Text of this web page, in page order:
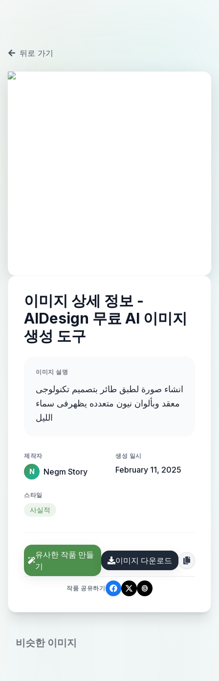
뒤로 가기
이미지 상세 정보 -
AIDesign 무료 AI 이미지
생성 도구
이미지 설명
انشاء صورة لطبق طائر بتصميم تكنولوجى
معقد وبألوان نيون متعدده يظهرفى سماء
الليل
제작자
N Negm Story
생성 일시
February 11, 2025
스타일
사실적
유사한 작품 만들
기
이미지 다운로드
작품 공유하기
비슷한 이미지